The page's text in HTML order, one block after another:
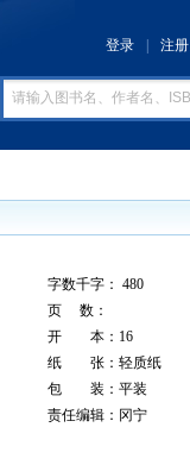
登录 注册
字数千字： 480
页 数：
开 本：16
纸 张：轻质纸
包 装：平装
责任编辑：冈宁